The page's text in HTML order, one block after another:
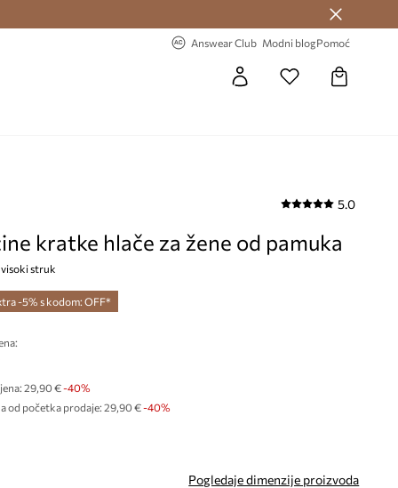
Answear Club Modni blogPomoć
5.0
kratke hlače za žene od pamuka
struk
-5% s kodom: OFF*
29,90 €-40%
od početka prodaje: 29,90 € -40%
Pogledaje dimenzije proizvoda